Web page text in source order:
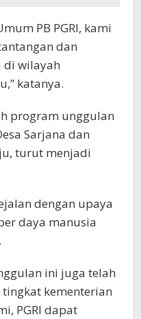
PB PGRI, kami
dan
di wilayah
katanya.
program unggulan
Sarjana dan
turut menjadi
dengan upaya
daya manusia
ini juga telah
kementerian
PGRI dapat